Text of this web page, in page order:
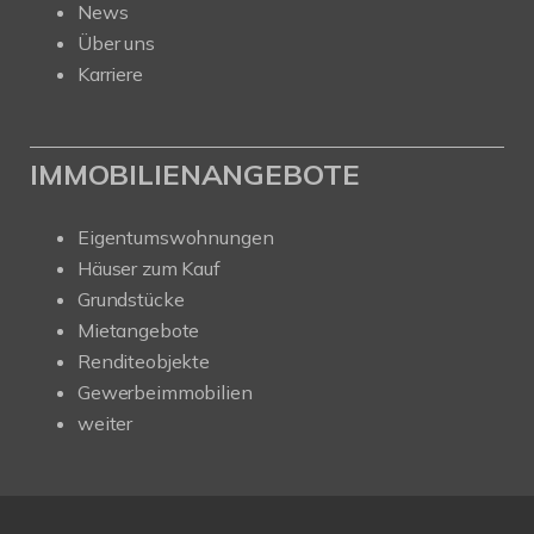
News
Über uns
Karriere
IMMOBILIENANGEBOTE
Eigentumswohnungen
Häuser zum Kauf
Grundstücke
Mietangebote
Renditeobjekte
Gewerbeimmobilien
weiter